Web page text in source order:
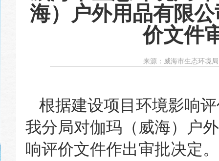
海）户外用品有限
价文件
来源： 威海市生态环境局
根据建设项目环境影响
我分局对伽玛（威海）户
响评价文件作出审批决定